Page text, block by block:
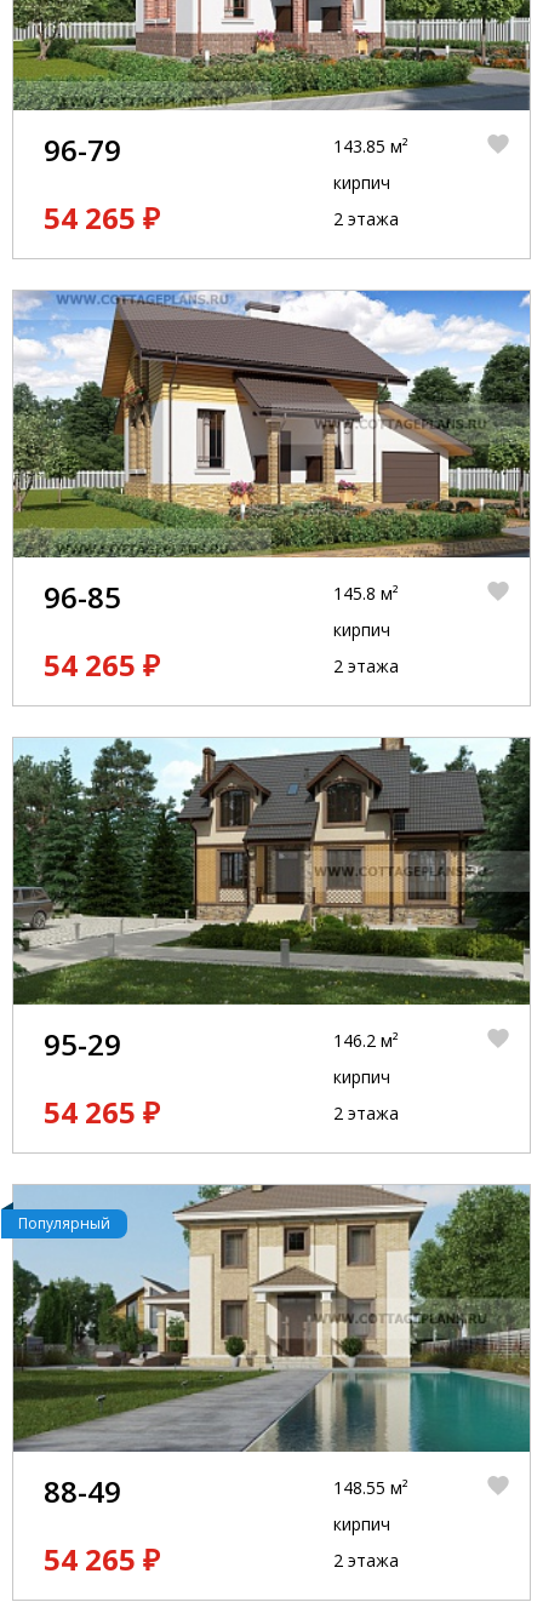
96-79
54 265 ₽
143.85 м²
кирпич
2 этажа
96-85
54 265 ₽
145.8 м²
кирпич
2 этажа
95-29
54 265 ₽
146.2 м²
кирпич
2 этажа
Популярный
88-49
54 265 ₽
148.55 м²
кирпич
2 этажа